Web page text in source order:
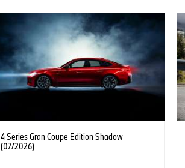
4 Series Gran Coupe Edition Shadow
(07/2026)